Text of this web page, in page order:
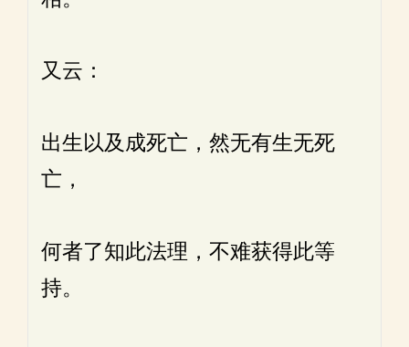
又云：
出生以及成死亡，然无有生无死
亡，
何者了知此法理，不难获得此等
持。